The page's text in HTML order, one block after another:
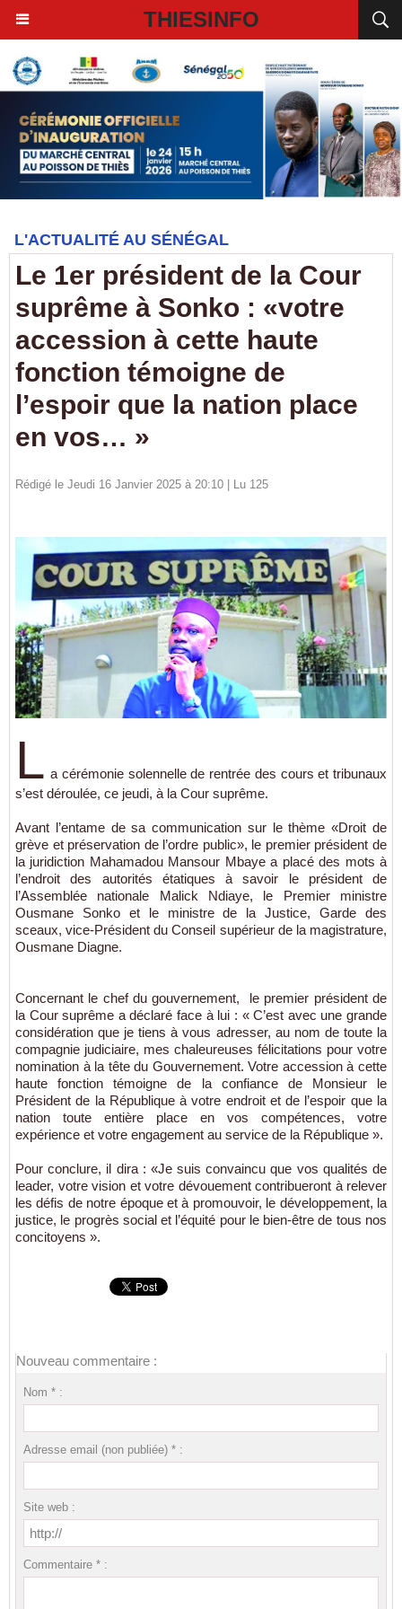
THIESINFO
L'ACTUALITÉ AU SÉNÉGAL
Le 1er président de la Cour
suprême à Sonko : «votre
accession à cette haute
fonction témoigne de
l’espoir que la nation place
en vos… »
Rédigé le Jeudi 16 Janvier 2025 à 20:10 | Lu 125
L a cérémonie solennelle de rentrée des cours et tribunaux
s’est déroulée, ce jeudi, à la Cour suprême.
Avant l’entame de sa communication sur le thème «Droit de
grève et préservation de l’ordre public», le premier président de
la juridiction Mahamadou Mansour Mbaye a placé des mots à
l’endroit des autorités étatiques à savoir le président de
l’Assemblée nationale Malick Ndiaye, le Premier ministre
Ousmane Sonko et le ministre de la Justice, Garde des
sceaux, vice-Président du Conseil supérieur de la magistrature,
Ousmane Diagne.
Concernant le chef du gouvernement, le premier président de
la Cour suprême a déclaré face à lui : « C’est avec une grande
considération que je tiens à vous adresser, au nom de toute la
compagnie judiciaire, mes chaleureuses félicitations pour votre
nomination à la tête du Gouvernement. Votre accession à cette
haute fonction témoigne de la confiance de Monsieur le
Président de la République à votre endroit et de l’espoir que la
nation toute entière place en vos compétences, votre
expérience et votre engagement au service de la République ».
Pour conclure, il dira : «Je suis convaincu que vos qualités de
leader, votre vision et votre dévouement contribueront à relever
les défis de notre époque et à promouvoir, le développement, la
justice, le progrès social et l’équité pour le bien-être de tous nos
concitoyens ».
Nouveau commentaire :
Nom * :
Adresse email (non publiée) * :
Site web :
Commentaire * :